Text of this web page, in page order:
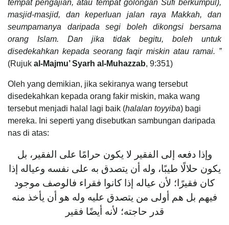
tempat pengajian, atau tempat golongan Sufi berkumpul),
masjid-masjid, dan keperluan jalan raya Makkah, dan
seumpamanya daripada segi boleh dikongsi bersama
orang Islam. Dan jika tidak begitu, boleh untuk
disedekahkan kepada seorang faqir miskin atau ramai. ”
(Rujuk al-Majmu’ Syarh al-Muhazzab, 9:351)
Oleh yang demikian, jika sekiranya wang tersebut
disedekahkan kepada orang fakir miskin, maka wang
tersebut menjadi halal lagi baik (halalan toyyiba) bagi
mereka. Ini seperti yang disebutkan sambungan daripada
nas di atas:
وإذا دفعه إلى الفقير لا يكون حرامًا على الفقير، بل
يكون حلالًا طيبًا، وله أن يتصدق به على نفسه وعياله إذا
كان فقيرًا؛ لأن عياله إذا كانوا فقراء فالوصف موجود
فيهم بل هم أولى من يتصدق عليه وله هو أن يأخذ منه
قدر حاجته؛ لأنه أيضًا فقير